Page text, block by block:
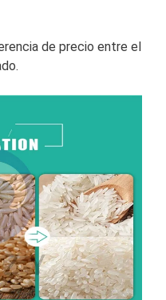
de precio entre el